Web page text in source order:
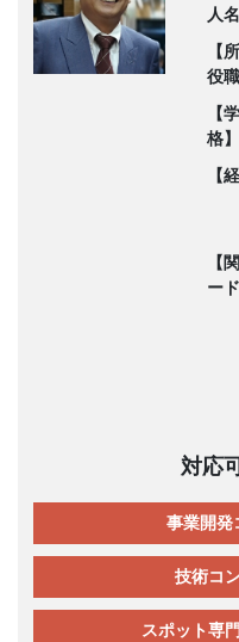
人
【
役職
【
格】
【
【
ード
対応
事業開発
技術コ
スポット専